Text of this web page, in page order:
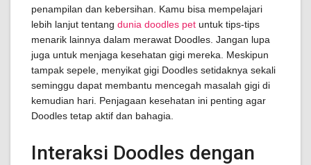
penampilan dan kebersihan. Kamu bisa mempelajari
lebih lanjut tentang dunia doodles pet untuk tips-tips
menarik lainnya dalam merawat Doodles. Jangan lupa
juga untuk menjaga kesehatan gigi mereka. Meskipun
tampak sepele, menyikat gigi Doodles setidaknya sekali
seminggu dapat membantu mencegah masalah gigi di
kemudian hari. Penjagaan kesehatan ini penting agar
Doodles tetap aktif dan bahagia.
Interaksi Doodles dengan